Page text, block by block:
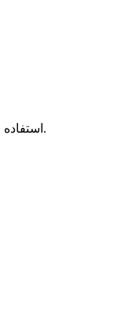
استفاده از مطالب سایت با ذکر منبع بلامانع میباشد.